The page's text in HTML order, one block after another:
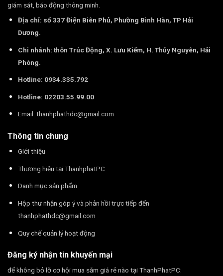
giám sát, báo động thông minh.
Địa chỉ: số 337 Điện Biên Phủ, Phường Bình Hàn, TP Hải
Dương.
Chi nhánh: thôn Trúc Động, X. Lưu Kiếm, H. Thủy Nguyên, Hải
Phòng.
Hotline: 0934.335.792
Hotline: 02203.55.99.00
Email: thanhphathdc@gmail.com
Thông tin chung
Giới thiệu
Thương hiệu tại ThanhphatPC
Danh mục sản phẩm
Hộp thư nhận góp ý và phản hồi trực tiếp đến
thanhphathdc@gmail.com
Quy chế quản lý hoạt động
Đăng ký nhận tin khuyến mại
để không bỏ lỡ cơ hội mua sắm giá rẻ nào tại ThanhPhatPC: